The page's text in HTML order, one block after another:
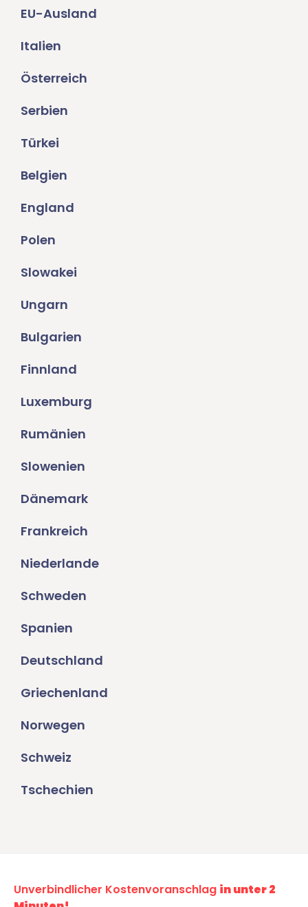
EU-Ausland
Italien
Österreich
Serbien
Türkei
Belgien
England
Polen
Slowakei
Ungarn
Bulgarien
Finnland
Luxemburg
Rumänien
Slowenien
Dänemark
Frankreich
Niederlande
Schweden
Spanien
Deutschland
Griechenland
Norwegen
Schweiz
Tschechien
Unverbindlicher Kostenvoranschlag in unter 2